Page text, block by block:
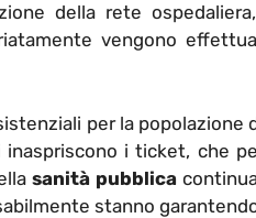
della rete
vengono
per la popolazione
inaspriscono i ticket, che
sanità pubblica
stanno